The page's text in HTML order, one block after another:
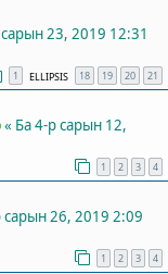
23, 2019 12:31
1 ELLIPSIS 18 19 20 21
« Ба 4-р сарын 12,
1 2 3 4
26, 2019 2:09
1 2 3 4